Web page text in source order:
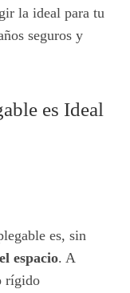
la ideal para tu
seguros y
es Ideal
es, sin
espacio. A
rígido